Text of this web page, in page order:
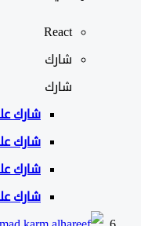
React
شارك
شارك على
شارك على
شارك على
شارك على